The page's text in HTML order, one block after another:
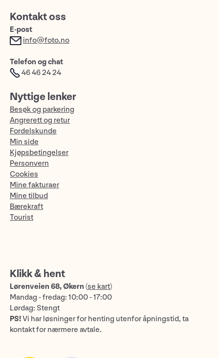
Kontakt oss
E-post
info@foto.no
Telefon og chat
46 46 24 24
Nyttige lenker
Besøk og parkering
Angrerett og retur
Fordelskunde
Min side
Kjøpsbetingelser
Personvern
Cookies
Mine fakturaer
Mine tilbud
Bærekraft
Tourist
Klikk & hent
Lørenveien 68, Økern (se kart)
Mandag - fredag: 10:00 - 17:00
Lørdag: Stengt
PS!Vi har løsninger for henting utenfor åpningstid, ta
kontakt for nærmere avtale.